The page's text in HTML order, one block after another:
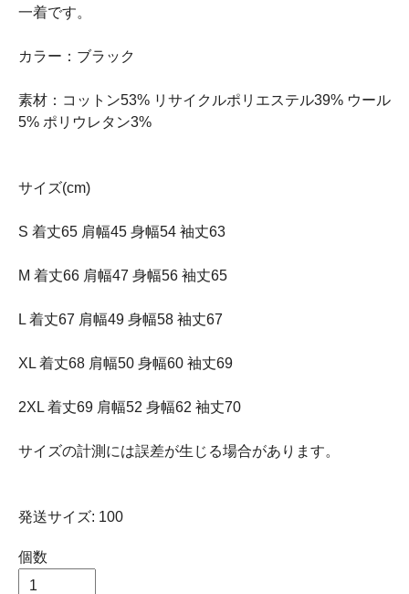
一着です。
カラー：ブラック
素材：コットン53% リサイクルポリエステル39% ウール
5% ポリウレタン3%
サイズ(cm)
S 着丈65 肩幅45 身幅54 袖丈63
M 着丈66 肩幅47 身幅56 袖丈65
L 着丈67 肩幅49 身幅58 袖丈67
XL 着丈68 肩幅50 身幅60 袖丈69
2XL 着丈69 肩幅52 身幅62 袖丈70
サイズの計測には誤差が生じる場合があります。
発送サイズ: 100
個数